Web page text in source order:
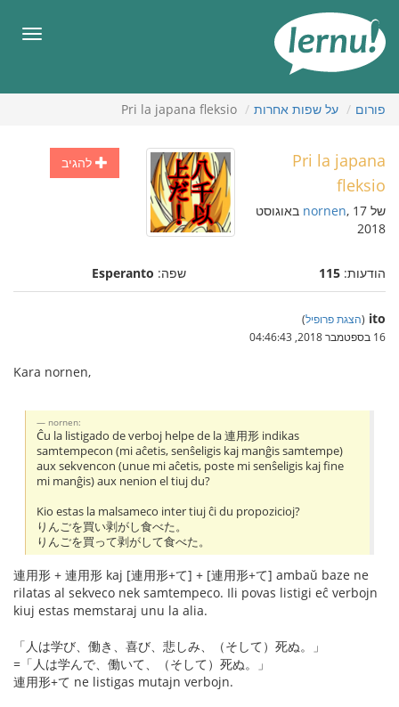
העניינים
פורום על שפות אחרות Pri la japana fleksio
להגיב
Pri la japana
fleksio
של nornen , 17 באוגוסט
2018
הודעות: 115 שפה: Esperanto
ito
(הצגת פרופיל)
16 בספטמבר 2018, 04:46:43
Kara nornen,
nornen:
Ĉu la listigado de verboj helpe de la 連用形 indikas
samtempecon (mi aĉetis, senŝeligis kaj manĝis samtempe)
aux sekvencon (unue mi aĉetis, poste mi senŝeligis kaj fine
mi manĝis) aux nenion el tiuj du?
Kio estas la malsameco inter tiuj ĉi du propozicioj?
りんごを買い剥がし食べた。
りんごを買って剥がして食べた。
連用形 + 連用形 kaj [連用形+て] + [連用形+て] ambaŭ baze ne
rilatas al sekveco nek samtempeco. Ili povas listigi eĉ verbojn
kiuj estas memstaraj unu la alia.
「人は学び、働き、喜び、悲しみ、（そして）死ぬ。」
=「人は学んで、働いて、（そして）死ぬ。」
連用形+て ne listigas mutajn verbojn.